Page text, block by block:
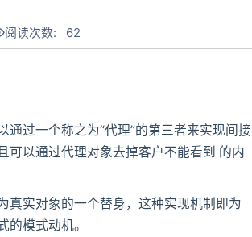
阅读次数: 62
过一个称之为“代理”的第三者来实现间接
可以通过代理对象去掉客户不能看到 的内
真实对象的一个替身，这种实现机制即为
模式动机。